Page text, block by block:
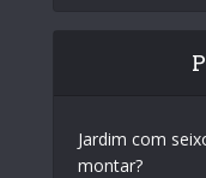
Jardim com
montar?